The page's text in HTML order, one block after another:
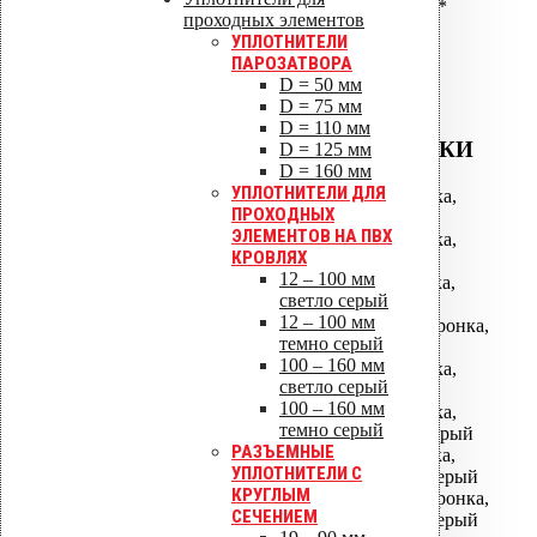
проходных элементов
УПЛОТНИТЕЛИ
ПАРОЗАТВОРА
D = 50 мм
D = 75 мм
D = 110 мм
D = 125 мм
D = 160 мм
УПЛОТНИТЕЛИ ДЛЯ
ПРОХОДНЫХ
ЭЛЕМЕНТОВ НА ПВХ
КРОВЛЯХ
12 – 100 мм
светло серый
12 – 100 мм
темно серый
100 – 160 мм
светло серый
100 – 160 мм
темно серый
РАЗЪЕМНЫЕ
УПЛОТНИТЕЛИ С
КРУГЛЫМ
СЕЧЕНИЕМ
ALIPAI-160/1000 дефлектор*
ALIPAI-160 дефлектор
коньковый*
ВОДОСТОЧНЫЕ ВОРОНКИ
АМ-050 водосточная воронка,
фланец битум
АМ-075 водосточная воронка,
фланец битум
АМ-110 водосточная воронка,
фланец битум
АМ-110/630 водосточная воронка,
фланец битум
АМ-160 водосточная воронка,
фланец битум
АМ-160 водосточная воронка,
фланец Алкорплан темно-серый
АМ-110 водосточная воронка,
фланец Алкорплан светло-серый
АМ-110/630 водосточная воронка,
фланец Алкорплан светло-серый